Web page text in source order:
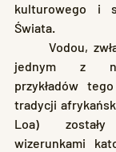
kulturowego i
Świata.
	Vodou, zwłaszcza haitańskie, jest
jednym z
przykładów
tradycji
Loa)
wizerunkami